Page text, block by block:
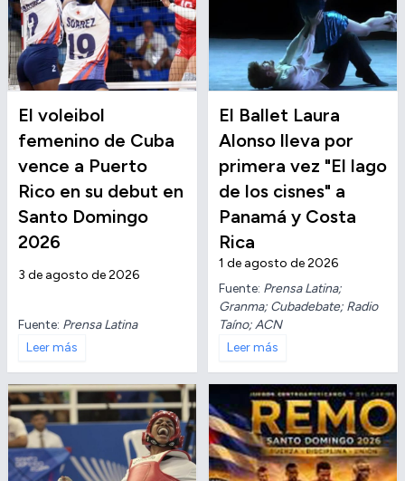
El voleibol
femenino de Cuba
vence a Puerto
Rico en su debut en
Santo Domingo
2026
3 de agosto de 2026
Fuente: Prensa Latina
Leer más
El Ballet Laura
Alonso lleva por
primera vez "El lago
de los cisnes" a
Panamá y Costa
Rica
1 de agosto de 2026
Fuente: Prensa Latina;
Granma; Cubadebate; Radio
Taíno; ACN
Leer más